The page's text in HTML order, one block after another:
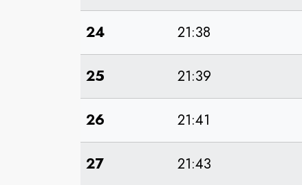
24 21:38
25 21:39
26 21:41
27 21:43